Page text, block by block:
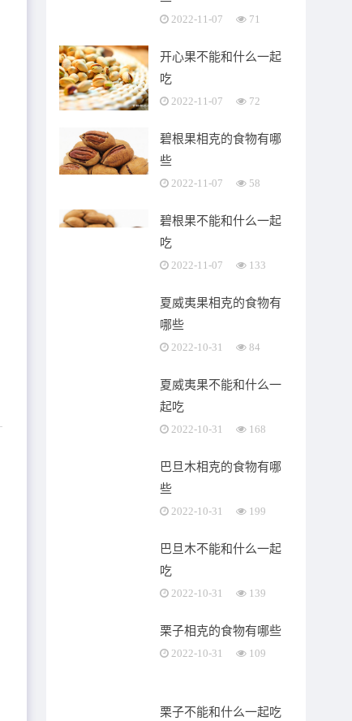
2022-11-07 71
开心果不能和什么一起
吃
2022-11-07 72
碧根果相克的食物有哪
些
2022-11-07 58
碧根果不能和什么一起
吃
2022-11-07 133
夏威夷果相克的食物有
哪些
2022-10-31 84
夏威夷果不能和什么一
起吃
2022-10-31 168
巴旦木相克的食物有哪
些
2022-10-31 199
巴旦木不能和什么一起
吃
2022-10-31 139
栗子相克的食物有哪些
2022-10-31 109
栗子不能和什么一起吃